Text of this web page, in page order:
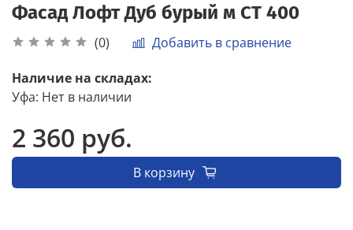
Фасад Лофт Дуб бурый м СТ 400
(0) Добавить в сравнение
Наличие на складах:
Уфа: Нет в наличии
2 360 руб.
В корзину